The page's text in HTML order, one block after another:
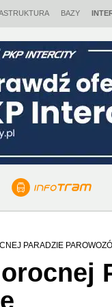
BAZY
PARADZIE